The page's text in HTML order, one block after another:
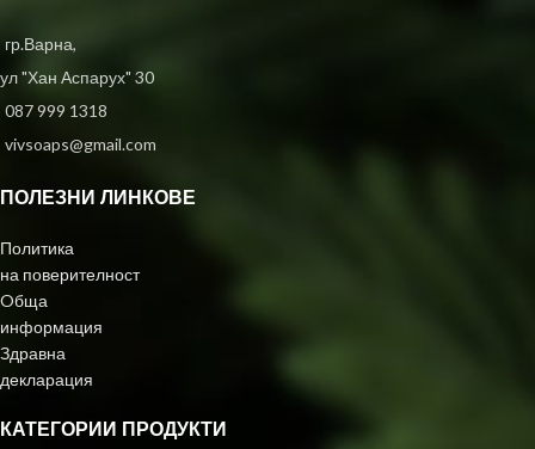
гр.Варна,
ул "Хан Аспарух" 30
087 999 1318
vivsoaps@gmail.com
ПОЛЕЗНИ ЛИНКОВЕ
Политика
на поверителност
Oбща
информация
Здравна
декларация
КАТЕГОРИИ ПРОДУКТИ